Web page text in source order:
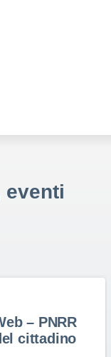
eventi
– PNRR
cittadino